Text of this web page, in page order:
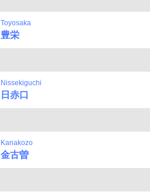
Toyosaka
豊栄
Nissekiguchi
日赤口
Kanakozo
金古曽